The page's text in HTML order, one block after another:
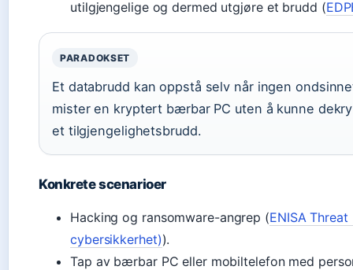
utilgjengelige og dermed utgjøre et brudd (
PARADOKSET
Et databrudd kan oppstå selv når ingen
mister en kryptert bærbar PC uten å kunne
et tilgjengelighetsbrudd.
Konkrete scenarioer
Hacking og ransomware-angrep (ENISA
cybersikkerhet)).
Tap av bærbar PC eller mobiltelefon med